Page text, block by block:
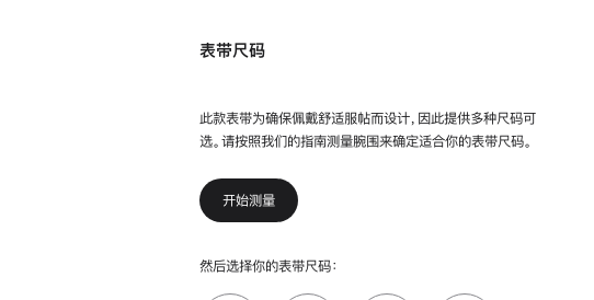
表带尺码
此款表带为确保佩戴舒适服帖而设计，因此提供多种尺码可
选。请按照我们的指南测量腕围来确定适合你的表带尺码。
开始测量
然后选择你的表带尺码：